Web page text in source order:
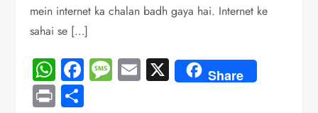
mein internet ka chalan badh gaya hai. Internet ke
sahai se […]
WhatsApp
Facebook
Message
Email
X Share
Print